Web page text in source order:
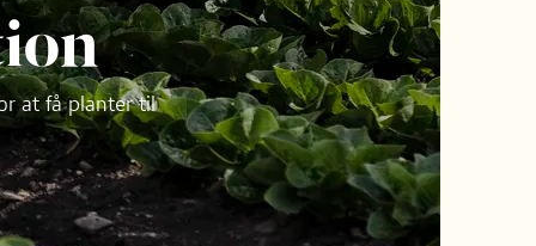
at få planter til